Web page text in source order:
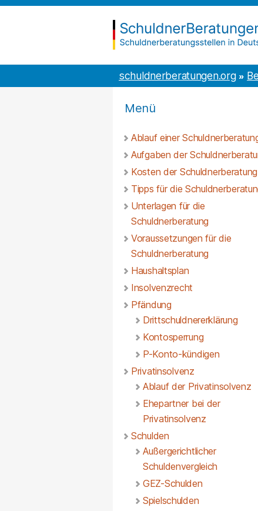
Inhalt
to
schuldnerberatungen.org
Menü
Ablauf einer
Aufgaben der
Kosten der Schuldnerberatung
Tipps für die
Unterlagen für die
Schuldnerberatung
Voraussetzungen für die
Schuldnerberatung
Haushaltsplan
Insolvenzrecht
Pfändung
Drittschuldnererklärung
Kontosperrung
P-Konto-kündigen
Privatinsolvenz
Ablauf der Privatinsolvenz
Ehepartner bei der
Privatinsolvenz
Schulden
Außergerichtlicher
Schuldenvergleich
GEZ-Schulden
Spielschulden